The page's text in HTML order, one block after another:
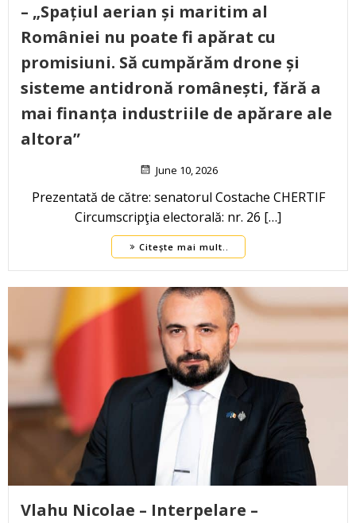
– „Spațiul aerian și maritim al
României nu poate fi apărat cu
promisiuni. Să cumpărăm drone și
sisteme antidronă românești, fără a
mai finanța industriile de apărare ale
altora”
June 10, 2026
Prezentată de către: senatorul Costache CHERTIF
Circumscripţia electorală: nr. 26 […]
Citește mai mult..
Vlahu Nicolae – Interpelare –